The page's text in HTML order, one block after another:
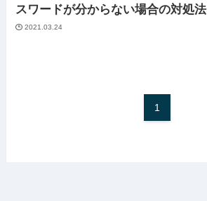
スワードが分からない場合の対処法
2021.03.24
1